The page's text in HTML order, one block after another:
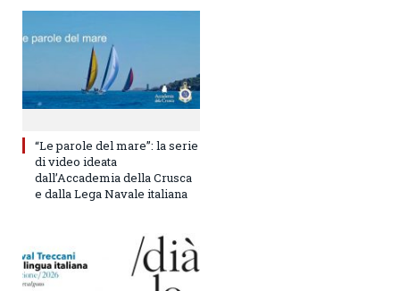
“Le parole del mare”: la serie
di video ideata
dall’Accademia della Crusca
e dalla Lega Navale italiana